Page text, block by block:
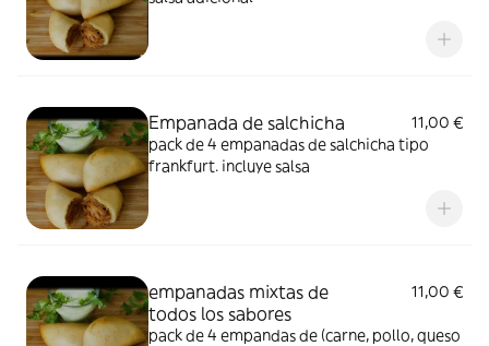
Empanada de salchicha
11,00 €
pack de 4 empanadas de salchicha tipo
frankfurt. incluye salsa
empanadas mixtas de
todos los sabores
11,00 €
pack de 4 empandas de (carne, pollo, queso